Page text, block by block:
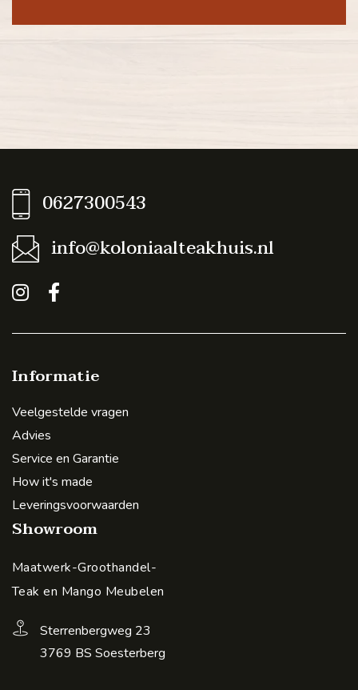
0627300543
info@koloniaalteakhuis.nl
Informatie
Veelgestelde vragen
Advies
Service en Garantie
How it's made
Leveringsvoorwaarden
Showroom
Maatwerk-Groothandel-
Teak en Mango Meubelen
Sterrenbergweg 23
3769 BS Soesterberg